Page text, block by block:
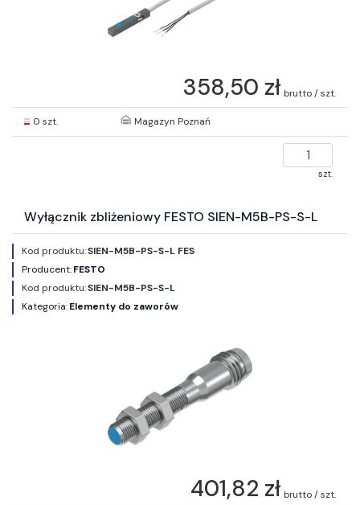
358,50 zł brutto / szt.
0 szt. Magazyn Poznań
szt.
Wyłącznik zbliżeniowy FESTO SIEN-M5B-PS-S-L
Kod produktu:SIEN-M5B-PS-S-L FES
Producent:FESTO
Kod produktu:SIEN-M5B-PS-S-L
Kategoria:Elementy do zaworów
401,82 zł brutto / szt.